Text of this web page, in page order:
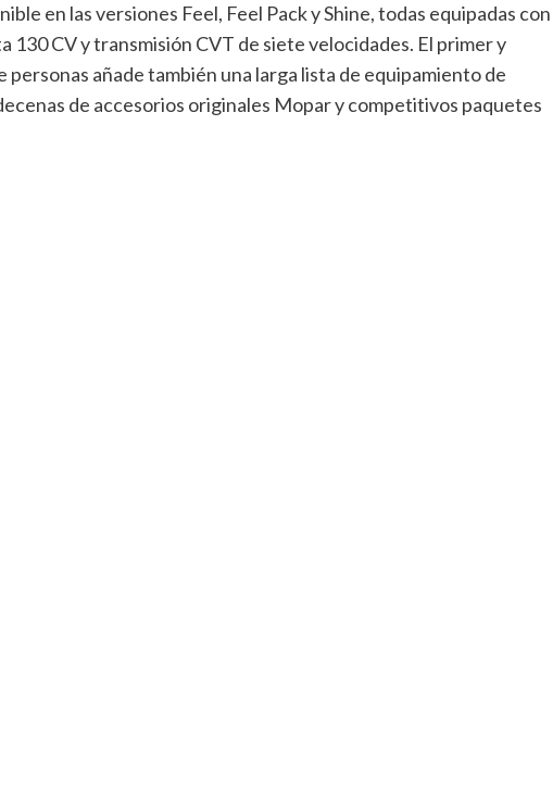
en las versiones Feel, Feel Pack y Shine, todas equipadas con
130 CV y transmisión CVT de siete velocidades. El primer y
personas añade también una larga lista de equipamiento de
de accesorios originales Mopar y competitivos paquetes